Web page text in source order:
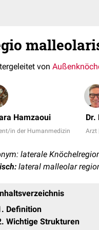
von
Hamzaoui
in der Humanmedizin
Dr.
Arzt
laterale
lateral malleolar
Definition
Wichtige Strukturen